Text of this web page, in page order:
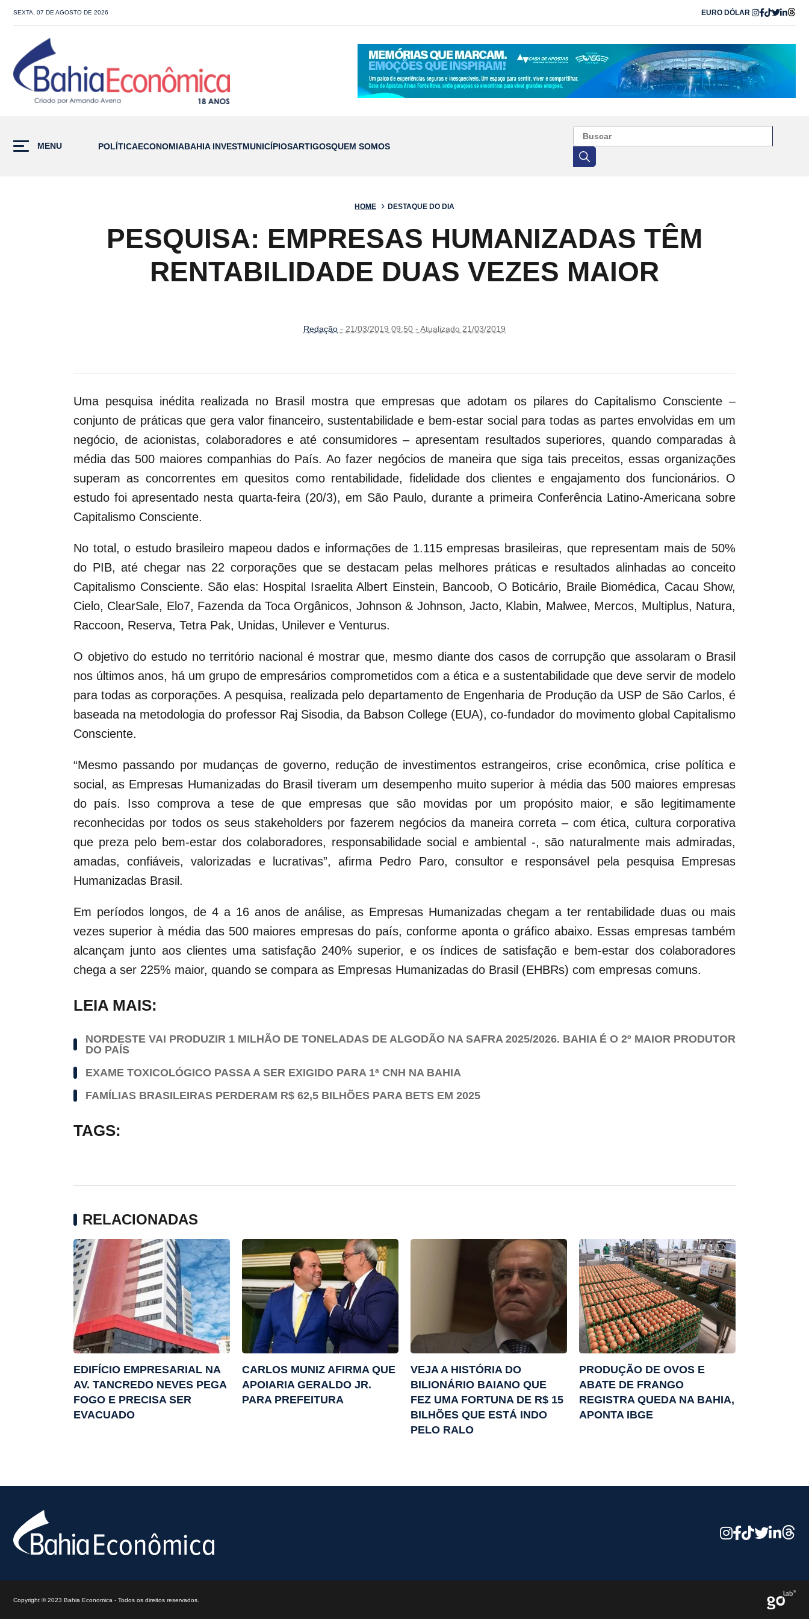
SEXTA, 07 DE AGOSTO DE 2026 EURO DÓLAR
MENU POLÍTICAECONOMIABAHIA INVESTMUNICÍPIOSARTIGOSQUEM SOMOS
HOME DESTAQUE DO DIA
PESQUISA: EMPRESAS HUMANIZADAS TÊM
RENTABILIDADE DUAS VEZES MAIOR
Redação - 21/03/2019 09:50 - Atualizado 21/03/2019
Uma pesquisa inédita realizada no Brasil mostra que empresas que adotam os pilares do Capitalismo Consciente –
conjunto de práticas que gera valor financeiro, sustentabilidade e bem-estar social para todas as partes envolvidas em um
negócio, de acionistas, colaboradores e até consumidores – apresentam resultados superiores, quando comparadas à
média das 500 maiores companhias do País. Ao fazer negócios de maneira que siga tais preceitos, essas organizações
superam as concorrentes em quesitos como rentabilidade, fidelidade dos clientes e engajamento dos funcionários. O
estudo foi apresentado nesta quarta-feira (20/3), em São Paulo, durante a primeira Conferência Latino-Americana sobre
Capitalismo Consciente.
No total, o estudo brasileiro mapeou dados e informações de 1.115 empresas brasileiras, que representam mais de 50%
do PIB, até chegar nas 22 corporações que se destacam pelas melhores práticas e resultados alinhadas ao conceito
Capitalismo Consciente. São elas: Hospital Israelita Albert Einstein, Bancoob, O Boticário, Braile Biomédica, Cacau Show,
Cielo, ClearSale, Elo7, Fazenda da Toca Orgânicos, Johnson & Johnson, Jacto, Klabin, Malwee, Mercos, Multiplus, Natura,
Raccoon, Reserva, Tetra Pak, Unidas, Unilever e Venturus.
O objetivo do estudo no território nacional é mostrar que, mesmo diante dos casos de corrupção que assolaram o Brasil
nos últimos anos, há um grupo de empresários comprometidos com a ética e a sustentabilidade que deve servir de modelo
para todas as corporações. A pesquisa, realizada pelo departamento de Engenharia de Produção da USP de São Carlos, é
baseada na metodologia do professor Raj Sisodia, da Babson College (EUA), co-fundador do movimento global Capitalismo
Consciente.
“Mesmo passando por mudanças de governo, redução de investimentos estrangeiros, crise econômica, crise política e
social, as Empresas Humanizadas do Brasil tiveram um desempenho muito superior à média das 500 maiores empresas
do país. Isso comprova a tese de que empresas que são movidas por um propósito maior, e são legitimamente
reconhecidas por todos os seus stakeholders por fazerem negócios da maneira correta – com ética, cultura corporativa
que preza pelo bem-estar dos colaboradores, responsabilidade social e ambiental -, são naturalmente mais admiradas,
amadas, confiáveis, valorizadas e lucrativas”, afirma Pedro Paro, consultor e responsável pela pesquisa Empresas
Humanizadas Brasil.
Em períodos longos, de 4 a 16 anos de análise, as Empresas Humanizadas chegam a ter rentabilidade duas ou mais
vezes superior à média das 500 maiores empresas do país, conforme aponta o gráfico abaixo. Essas empresas também
alcançam junto aos clientes uma satisfação 240% superior, e os índices de satisfação e bem-estar dos colaboradores
chega a ser 225% maior, quando se compara as Empresas Humanizadas do Brasil (EHBRs) com empresas comuns.
LEIA MAIS:
NORDESTE VAI PRODUZIR 1 MILHÃO DE TONELADAS DE ALGODÃO NA SAFRA 2025/2026. BAHIA É O 2º MAIOR PRODUTOR
DO PAÍS
EXAME TOXICOLÓGICO PASSA A SER EXIGIDO PARA 1ª CNH NA BAHIA
FAMÍLIAS BRASILEIRAS PERDERAM R$ 62,5 BILHÕES PARA BETS EM 2025
TAGS:
RELACIONADAS
EDIFÍCIO EMPRESARIAL NA
AV. TANCREDO NEVES PEGA
FOGO E PRECISA SER
EVACUADO
CARLOS MUNIZ AFIRMA QUE
APOIARIA GERALDO JR.
PARA PREFEITURA
VEJA A HISTÓRIA DO
BILIONÁRIO BAIANO QUE
FEZ UMA FORTUNA DE R$ 15
BILHÕES QUE ESTÁ INDO
PELO RALO
PRODUÇÃO DE OVOS E
ABATE DE FRANGO
REGISTRA QUEDA NA BAHIA,
APONTA IBGE
Copyright © 2023 Bahia Economica - Todos os direitos reservados.